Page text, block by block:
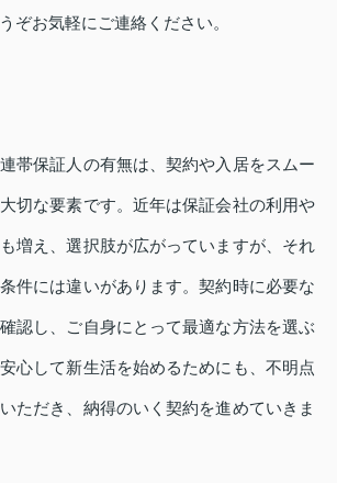
ぞお気軽にご連絡ください。
帯保証人の有無は、契約や入居をスムー
切な要素です。近年は保証会社の利用や
増え、選択肢が広がっていますが、それ
件には違いがあります。契約時に必要な
認し、ご自身にとって最適な方法を選ぶ
心して新生活を始めるためにも、不明点
ただき、納得のいく契約を進めていきま